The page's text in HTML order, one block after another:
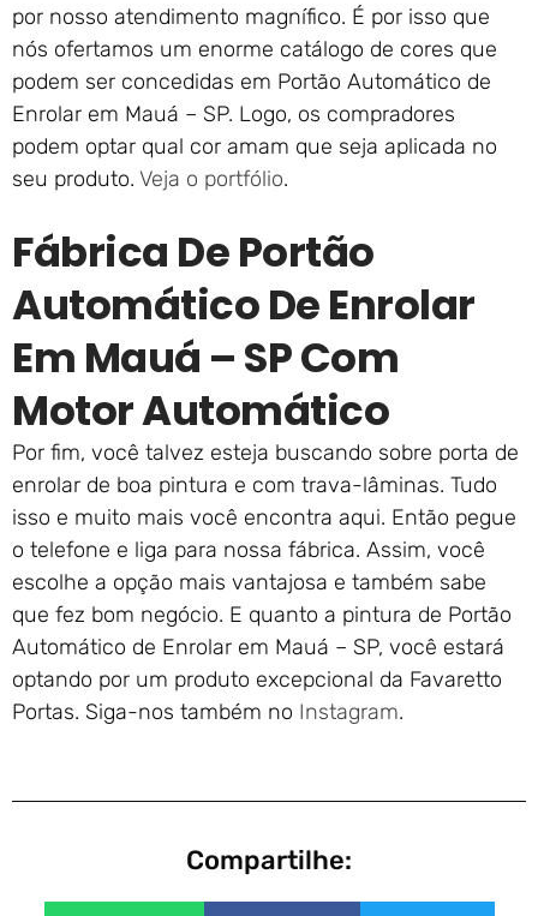
por nosso atendimento magnífico. É por isso que
nós ofertamos um enorme catálogo de cores que
podem ser concedidas em Portão Automático de
Enrolar em Mauá – SP. Logo, os compradores
podem optar qual cor amam que seja aplicada no
seu produto. Veja o portfólio.
Fábrica De Portão
Automático De Enrolar
Em Mauá – SP Com
Motor Automático
Por fim, você talvez esteja buscando sobre porta de
enrolar de boa pintura e com trava-lâminas. Tudo
isso e muito mais você encontra aqui. Então pegue
o telefone e liga para nossa fábrica. Assim, você
escolhe a opção mais vantajosa e também sabe
que fez bom negócio. E quanto a pintura de Portão
Automático de Enrolar em Mauá – SP, você estará
optando por um produto excepcional da Favaretto
Portas. Siga-nos também no Instagram.
Compartilhe: